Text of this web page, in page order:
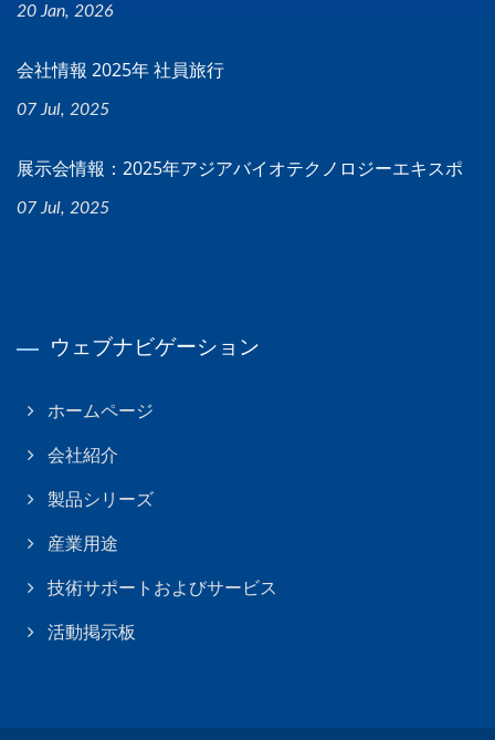
20 Jan, 2026
会社情報 2025年 社員旅行
07 Jul, 2025
展示会情報：2025年アジアバイオテクノロジーエキスポ
07 Jul, 2025
ウェブナビゲーション
ホームページ
会社紹介
製品シリーズ
産業用途
技術サポートおよびサービス
活動掲示板